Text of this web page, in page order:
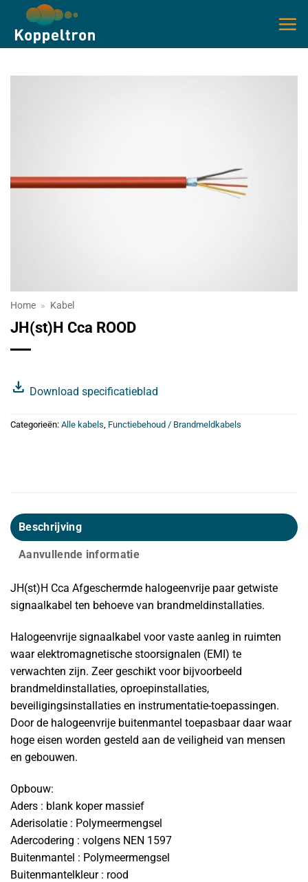
inhoud
Home » Kabel
JH(st)H Cca ROOD
download Download specificatieblad
Categorieën: Alle kabels, Functiebehoud / Brandmeldkabels
Beschrijving
Aanvullende informatie
JH(st)H Cca Afgeschermde halogeenvrije paar getwiste
signaalkabel ten behoeve van brandmeldinstallaties.
Halogeenvrije signaalkabel voor vaste aanleg in ruimten
waar elektromagnetische stoorsignalen (EMI) te
verwachten zijn. Zeer geschikt voor bijvoorbeeld
brandmeldinstallaties, oproepinstallaties,
beveiligingsinstallaties en instrumentatie-toepassingen.
Door de halogeenvrije buitenmantel toepasbaar daar waar
hoge eisen worden gesteld aan de veiligheid van mensen
en gebouwen.
Opbouw:
Aders : blank koper massief
Aderisolatie : Polymeermengsel
Adercodering : volgens NEN 1597
Buitenmantel : Polymeermengsel
Buitenmantelkleur : rood